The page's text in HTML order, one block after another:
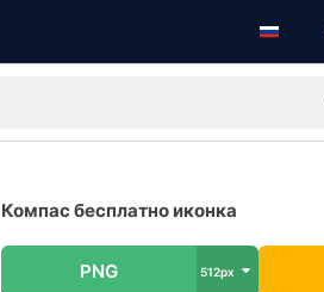
Компас бесплатно иконка
PNG 512px